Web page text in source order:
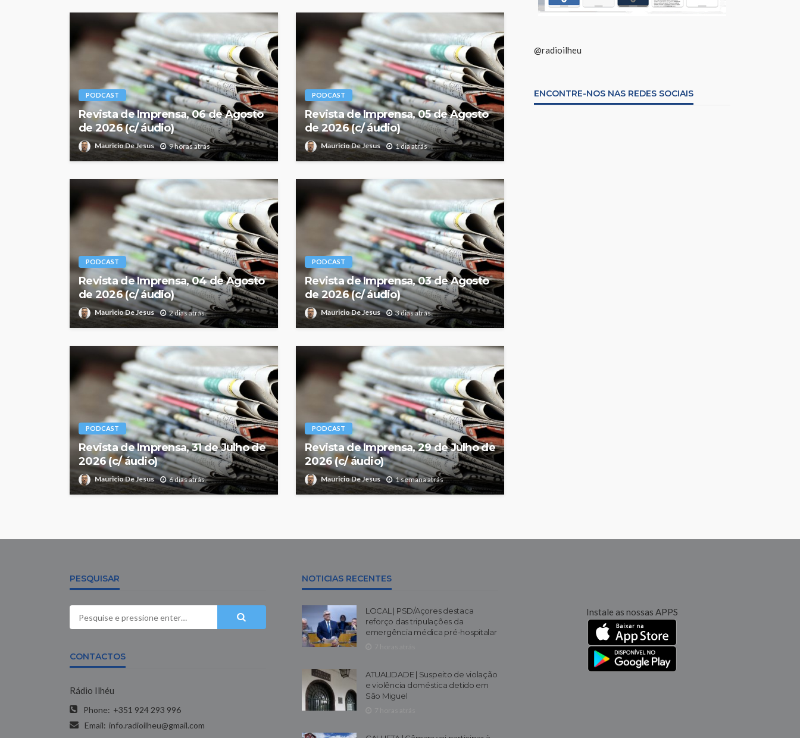
PODCAST
Revista de Imprensa, 06 de Agosto
de 2026 (c/ áudio)
Mauricio De Jesus 9 horas atrás
PODCAST
Revista de Imprensa, 05 de Agosto
de 2026 (c/ áudio)
Mauricio De Jesus 1 dia atrás
PODCAST
Revista de Imprensa, 04 de Agosto
de 2026 (c/ áudio)
Mauricio De Jesus 2 dias atrás
PODCAST
Revista de Imprensa, 03 de Agosto
de 2026 (c/ áudio)
Mauricio De Jesus 3 dias atrás
PODCAST
Revista de Imprensa, 31 de Julho de
2026 (c/ áudio)
Mauricio De Jesus 6 dias atrás
PODCAST
Revista de Imprensa, 29 de Julho de
2026 (c/ áudio)
Mauricio De Jesus 1 semana atrás
@radioilheu
ENCONTRE-NOS NAS REDES SOCIAIS
PESQUISAR
CONTACTOS
Rádio Ilhéu
Phone: +351 924 293 996
Email: info.radioilheu@gmail.com
NOTICIAS RECENTES
LOCAL | PSD/Açores destaca
reforço das tripulações da
emergência médica pré-hospitalar
ATUALIDADE | Suspeito de violação
e violência doméstica detido em
São Miguel
Instale as nossas APPS